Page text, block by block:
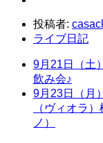
投稿者:
ライブ日記
9月21日（土
飲み会♪
9月23日（月
（ヴィオラ
ノ）